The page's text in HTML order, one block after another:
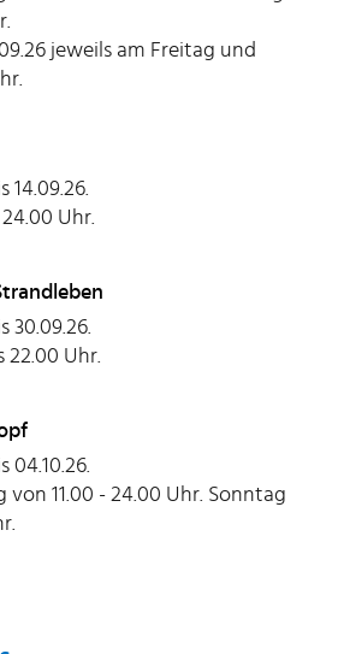
jeweils am Freitag und
14.09.26.
Uhr.
30.09.26.
22.00 Uhr.
04.10.26.
11.00 - 24.00 Uhr. Sonntag